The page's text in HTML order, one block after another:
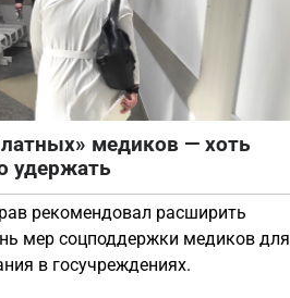
медиков — хоть
удержать
рекомендовал расширить
мер соцподдержки медиков для
в госучреждениях.